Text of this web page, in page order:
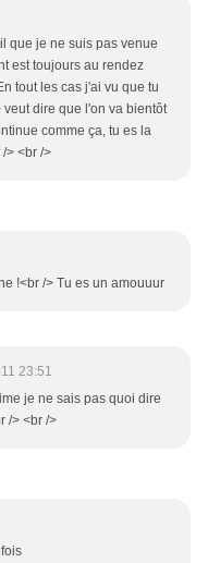
que je ne suis pas venue
est toujours au rendez
tout les cas j'ai vu que tu
veut dire que l'on va bientôt
comme ça, tu es la
> <br />
!<br /> Tu es un amouuur
23:51
je ne sais pas quoi dire
/> <br />